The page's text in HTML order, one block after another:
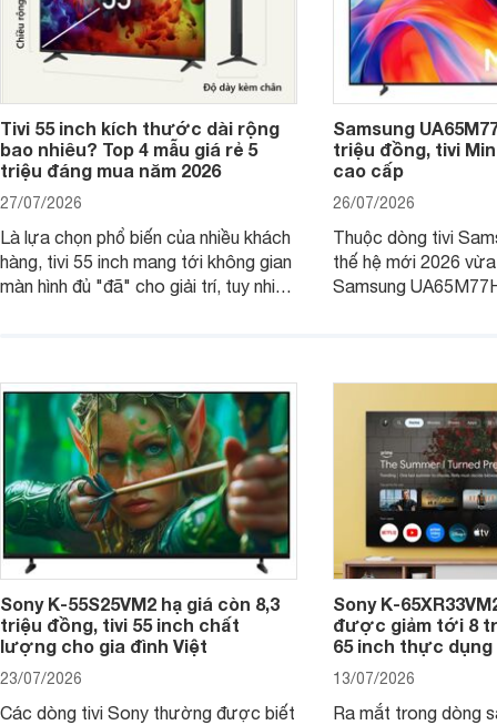
Tivi 55 inch kích thước dài rộng
bao nhiêu? Top 4 mẫu giá rẻ 5
triệu đáng mua năm 2026
27/07/2026
Là lựa chọn phổ biến của nhiều khách
hàng, tivi 55 inch mang tới không gian
màn hình đủ "đã" cho giải trí, tuy nhiên
dùng cho phòng bao nhiêu m2?
Samsung
triệu đồng, tivi
cao cấp
26/07/2026
Thuộc dòng tivi
thế hệ mới 2026
Samsung
Sony K-55S25VM2 hạ giá còn 8,3
triệu đồng, tivi 55 inch chất
lượng cho gia đình Việt
23/07/2026
Các dòng tivi Sony thường được biết
Sony K-
được giảm tới 8
65 inch thực
13/07/2026
Ra mắt trong dòng